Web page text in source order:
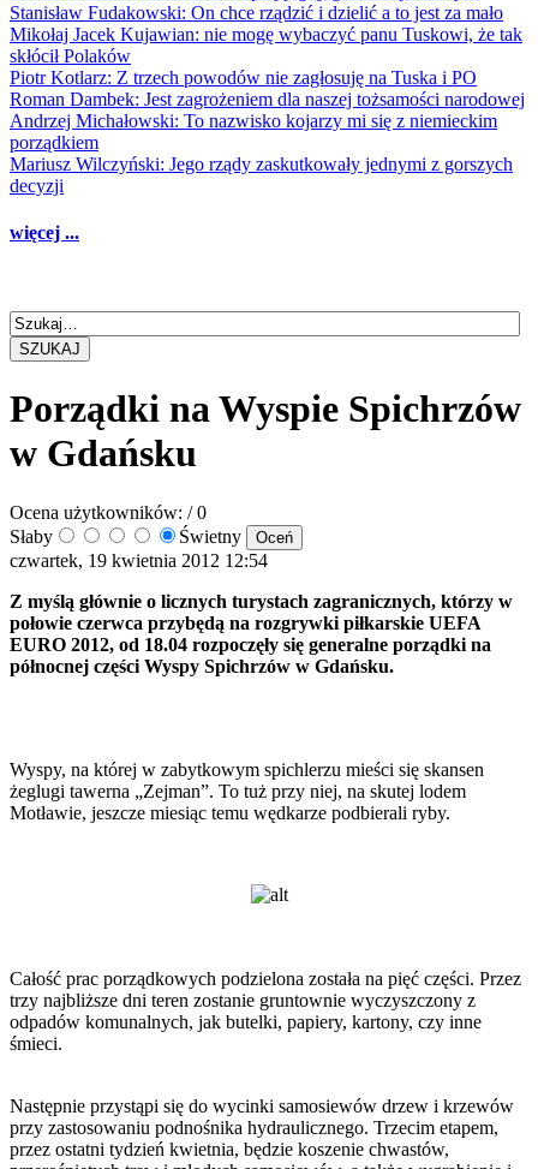
Stanisław Fudakowski: On chce rządzić i dzielić a to jest za mało
Mikołaj Jacek Kujawian: nie mogę wybaczyć panu Tuskowi, że tak
skłócił Polaków
Piotr Kotlarz: Z trzech powodów nie zagłosuję na Tuska i PO
Roman Dambek: Jest zagrożeniem dla naszej tożsamości narodowej
Andrzej Michałowski: To nazwisko kojarzy mi się z niemieckim
porządkiem
Mariusz Wilczyński: Jego rządy zaskutkowały jednymi z gorszych
decyzji
więcej ...
SZUKAJ
Porządki na Wyspie Spichrzów
w Gdańsku
Ocena użytkowników: / 0
Słaby
Świetny
czwartek, 19 kwietnia 2012 12:54
Z myślą głównie o licznych turystach zagranicznych, którzy w
połowie czerwca przybędą na rozgrywki piłkarskie UEFA
EURO 2012, od 18.04 rozpoczęły się generalne porządki na
północnej części Wyspy Spichrzów w Gdańsku.
Wyspy, na której w zabytkowym spichlerzu mieści się skansen
żeglugi tawerna „Zejman”. To tuż przy niej, na skutej lodem
Motławie, jeszcze miesiąc temu wędkarze podbierali ryby.
Całość prac porządkowych podzielona została na pięć części. Przez
trzy najbliższe dni teren zostanie gruntownie wyczyszczony z
odpadów komunalnych, jak butelki, papiery, kartony, czy inne
śmieci.
Następnie przystąpi się do wycinki samosiewów drzew i krzewów
przy zastosowaniu podnośnika hydraulicznego. Trzecim etapem,
przez ostatni tydzień kwietnia, będzie koszenie chwastów,